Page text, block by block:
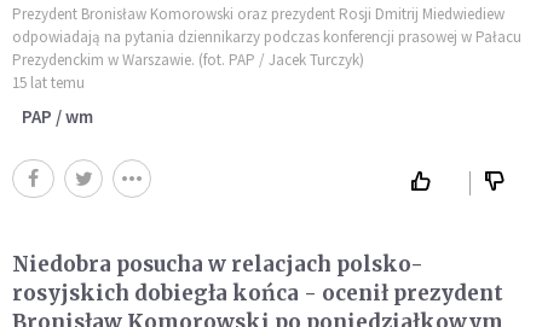
Prezydent Bronisław Komorowski oraz prezydent Rosji Dmitrij Miedwiediew
odpowiadają na pytania dziennikarzy podczas konferencji prasowej w Pałacu
Prezydenckim w Warszawie. (fot. PAP / Jacek Turczyk)
15 lat temu
PAP / wm
Niedobra posucha w relacjach polsko-
rosyjskich dobiegła końca - ocenił prezydent